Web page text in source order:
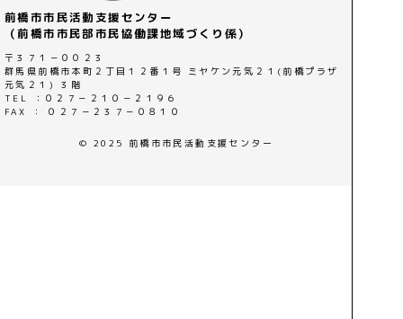
前橋市市民活動支援センター
（前橋市市民部市民協働課地域づくり係）
〒３７１－００２３
群馬県前橋市本町２丁目１２番１号 ミヤケン元気２１(前橋プラザ
元気２１) ３階
TEL ：０２７－２１０－２１９６
FAX ： ０２７－２３７－０８１０
© 2025 前橋市市民活動支援センター